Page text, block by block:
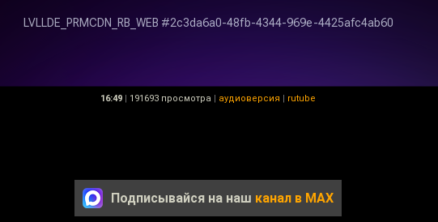
16:49 | 191693 просмотра | аудиоверсия | rutube
Подписывайся на наш канал в MAX